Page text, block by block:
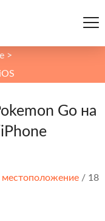
>
Go на
местоположение/ 18